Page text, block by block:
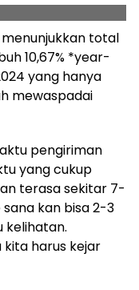
menunjukkan total
10,67% *year-
yang hanya
mewaspadai
pengiriman
yang cukup
terasa sekitar 7-
kan bisa 2-3
kelihatan.
kita harus kejar